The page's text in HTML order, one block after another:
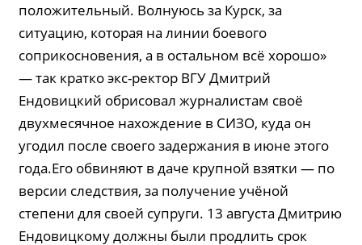
положительный. Волнуюсь за Курск, за
ситуацию, которая на линии боевого
соприкосновения, а в остальном всё хорошо»
— так кратко экс-ректор ВГУ Дмитрий
Ендовицкий обрисовал журналистам своё
двухмесячное нахождение в СИЗО, куда он
угодил после своего задержания в июне этого
года.Его обвиняют в даче крупной взятки — по
версии следствия, за получение учёной
степени для своей супруги. 13 августа Дмитрию
Ендовицкому должны были продлить срок